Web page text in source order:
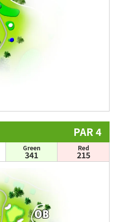
PAR 4
Green
341
Red
215